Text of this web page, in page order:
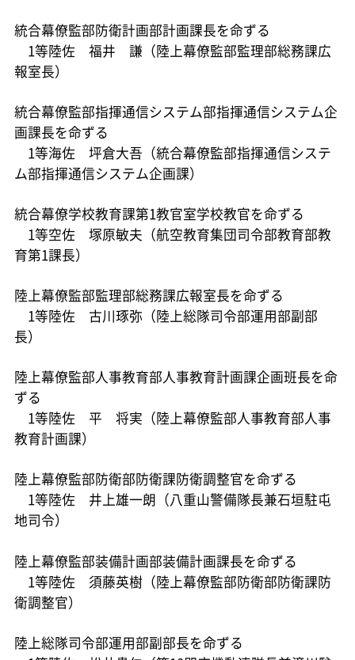
統合幕僚監部防衛計画部計画課長を命ずる
1等陸佐 福井 謙（陸上幕僚監部監理部総務課広
報室長）
統合幕僚監部指揮通信システム部指揮通信システム企
画課長を命ずる
1等海佐 坪倉大吾（統合幕僚監部指揮通信システ
ム部指揮通信システム企画課）
統合幕僚学校教育課第1教官室学校教官を命ずる
1等空佐 塚原敏夫（航空教育集団司令部教育部教
育第1課長）
陸上幕僚監部監理部総務課広報室長を命ずる
1等陸佐 古川琢弥（陸上総隊司令部運用部副部
長）
陸上幕僚監部人事教育部人事教育計画課企画班長を命
ずる
1等陸佐 平 将実（陸上幕僚監部人事教育部人事
教育計画課）
陸上幕僚監部防衛部防衛課防衛調整官を命ずる
1等陸佐 井上雄一朗（八重山警備隊長兼石垣駐屯
地司令）
陸上幕僚監部装備計画部装備計画課長を命ずる
1等陸佐 須藤英樹（陸上幕僚監部防衛部防衛課防
衛調整官）
陸上総隊司令部運用部副部長を命ずる